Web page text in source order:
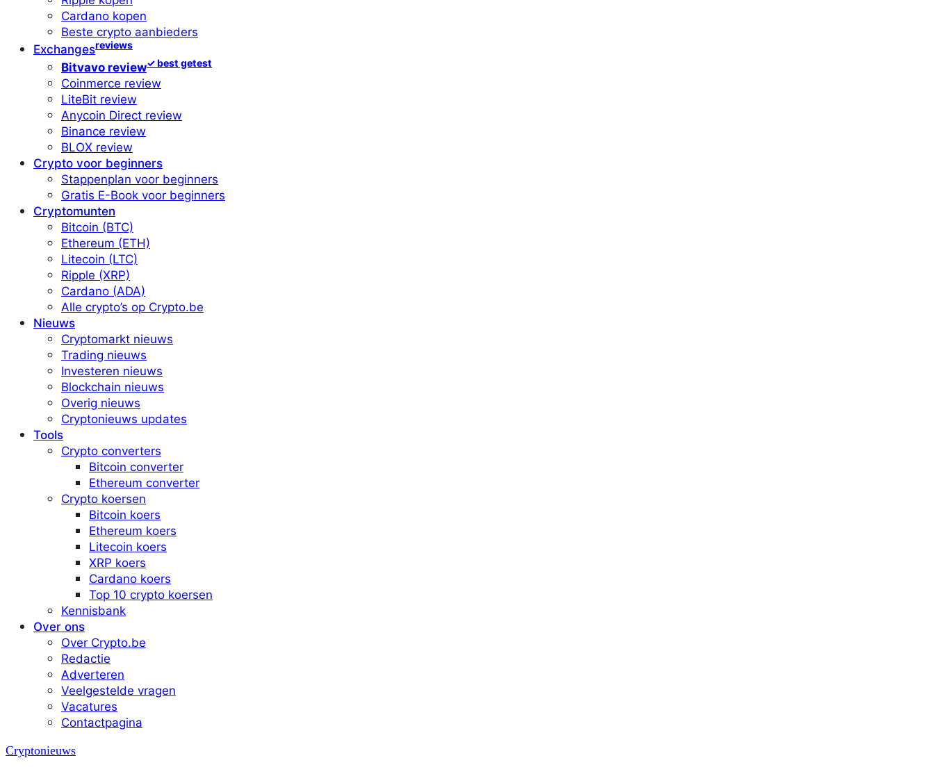
Cardano kopen
Beste crypto aanbieders
Exchangesreviews
Bitvavo review✓ best getest
Coinmerce review
LiteBit review
Anycoin Direct review
Binance review
BLOX review
Crypto voor beginners
Stappenplan voor beginners
Gratis E-Book voor beginners
Cryptomunten
Bitcoin (BTC)
Ethereum (ETH)
Litecoin (LTC)
Ripple (XRP)
Cardano (ADA)
Alle crypto’s op Crypto.be
Nieuws
Cryptomarkt nieuws
Trading nieuws
Investeren nieuws
Blockchain nieuws
Overig nieuws
Cryptonieuws updates
Tools
Crypto converters
Bitcoin converter
Ethereum converter
Crypto koersen
Bitcoin koers
Ethereum koers
Litecoin koers
XRP koers
Cardano koers
Top 10 crypto koersen
Kennisbank
Over ons
Over Crypto.be
Redactie
Adverteren
Veelgestelde vragen
Vacatures
Contactpagina
Cryptonieuws